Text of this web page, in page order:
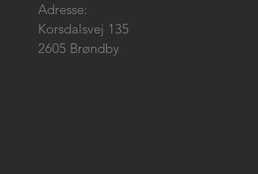
Adresse:
Korsdalsvej 135
2605 Brøndby